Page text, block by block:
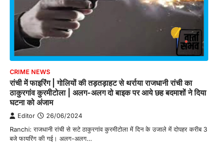
CRIME NEWS
रांची में फाइरिंग | गोलियों की तड़तड़ाहट से थर्राया राजधानी रांची का
ठाकुरगांव कुरमीटोला | अलग-अलग दो बाइक पर आये छह बदमाशों ने दिया
घटना को अंजाम
Editor 26/06/2024
Ranchi: राजधानी रांची से सटे ठाकुरगांव कुरमीटोला में दिन के उजाले में दोपहर करीब 3
बजे फायरिंग की गई। अलग-अलग…